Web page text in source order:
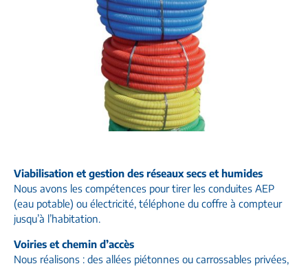
Viabilisation et gestion des réseaux secs et humides
Nous avons les compétences pour tirer les conduites AEP
(eau potable) ou électricité, téléphone du coffre à compteur
jusqu’à l’habitation.
Voiries et chemin d’accès
Nous réalisons : des allées piétonnes ou carrossables privées,